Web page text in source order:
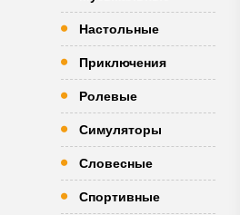
Настольные
Приключения
Ролевые
Симуляторы
Словесные
Спортивные